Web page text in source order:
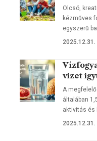
Olcsó,
kézműves
egyszerű
2025.12.31.
vizet
A
általában
aktivitás és
2025.12.31.